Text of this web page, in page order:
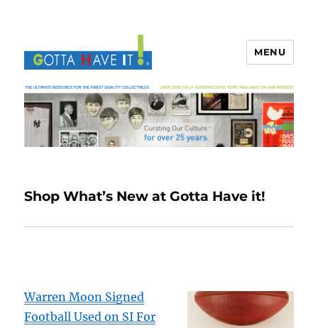
MENU
Shop What’s New at Gotta Have it!
Warren Moon Signed
Football Used on SI For